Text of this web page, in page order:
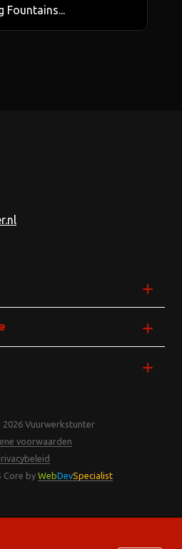
Fountains...
Vuurwerkstunter
voorwaarden
Core by WebDevSpecialist